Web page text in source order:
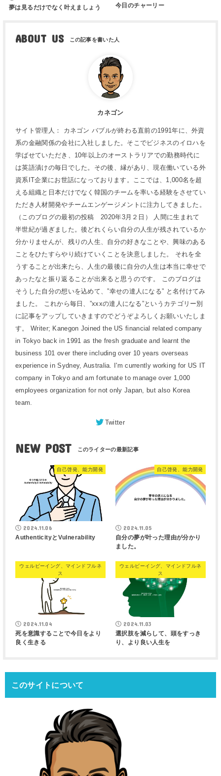
夢は見るだけでなく叶えましょう 今日のチャーリー
ABOUT US
カネゴン
サイト管理人： カネゴン バブルが終わる直前の1991年に、外資
系の金融関係の会社に入社しました。そこでビジネスのイロハを
学ばせていただき、10年以上のオーストラリアでの勤務時代に
は英語漬けの毎日でした。その後、縁があり、現在働いている外
資系IT企業にお世話になっております。ここでは、1,000名を超
える組織と日本だけでなく韓国のチームを率いる経験をさせてい
ただき人材開発やチームエンゲージメントに注力してきました。
（このブログの最初の投稿 2020年3月２日） 人間に生まれて
半世紀が過ぎました。後どれくらい自分の人生が残されているか
分かりませんが、残りの人生、自分の好きなことや、興味のある
ことをひたすらやり続けていくことを決意しました。 それを全
うすることが出来たら、人生の最後に自分の人生は本当に幸せで
あったなと振り返ることが出来ると思うのです。 このブログは
そうした自分の想いを込めて、”幸せの達人になる” と名付けてみ
ました。 これから毎日、”xxxの達人になる”というカテゴリー別
に記事をアップしていきますのでどうぞよろしくお願いいたしま
す。 Writer; Kanegon Joined the US financial related company
in Tokyo back in 1991 as the fresh graduate and learnt the
business 101 over there including over 10 years overseas
experience in Sydney, Australia. I'm currently working for US IT
company in Tokyo and am fortunate to manage over 1,000
employees organization for not only Japan, but also Korea
team.
Twitter
NEW POST
自己啓発、能力開発
2024.11.06
AuthenticityとVulnerability
自己啓発、能力開発
2024.11.05
自分の夢が叶った理由が分かり
ました。
ウェルビーイング、マインドフルネ
ス
2024.11.04
死を意識することで今日をより
良く生きる
ウェルビーイング、マインドフルネ
ス
2024.11.03
選択肢を減らして、頭をすっき
り、より良い人生を
このサイトについて